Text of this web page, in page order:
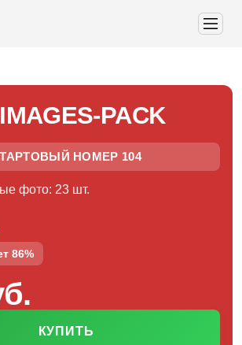
PACK
НОМЕР 104
фото: 23 шт.
86%
КУПИТЬ